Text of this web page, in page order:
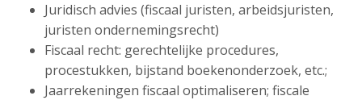
Juridisch advies (fiscaal juristen, arbeidsjuristen,
juristen ondernemingsrecht)
Fiscaal recht: gerechtelijke procedures,
procestukken, bijstand boekenonderzoek, etc.;
Jaarrekeningen fiscaal optimaliseren; fiscale